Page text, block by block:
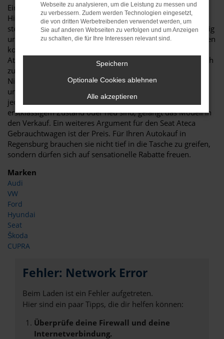
Ein Seat Ateca Gebrauchtwagen ist gleich in mehrerlei
Hinsicht die perfekte Wahl für Regensburg. An erster Stelle
steht die Qualität: der Seat Ateca gilt als besonders langlebig
und zeigt sich nur wenig anfällig für Pannen. Zu Reparaturen
kommt es nur selten und so erwerben Sie mit einem Seat
Ateca Gebrauchtwagen für Regensburg ein durch und durch
zuverlässiges Fahrzeug. Hinzu kommt, dass wir bei Auto
Niedermayer jedes gebrauchte Fahrzeug einer
umfangreichen Kontrolle unterziehen. Nur, wenn wirklich
jedes Details stimmt und auch die Verschleißteile in
erstklassigem Zustand oder neu sind, gelangt das Modell in
den Verkauf. Ein weiteres Argument für den Seat Ateca
Gebrauchtwagen ist der Preis. Für Ihren Autokauf in
Regensburg brauchen sie nicht tief in die Tasche zu greifen,
sondern dürfen sich auf sensationelle Rabatte freuen.
Marken
Audi
VW
Ford
Hyundai
Seat
Škoda
CUPRA
Fehler: Network Error
Beim Laden ist ein Fehler aufgetreten.
Hier sind ein paar Tipps, die dir helfen können:
Überprüfe deine Firewall und deine
Internetverbindung.
Webseite zu analysieren, um die Leistung zu messen und
zu verbessern. Zudem werden Technologien eingesetzt,
die von dritten Werbetreibenden verwendet werden, um
Sie auf anderen Webseiten zu verfolgen und um Anzeigen
zu schalten, die für Ihre Interessen relevant sind.
Speichern
Optionale Cookies ablehnen
Alle akzeptieren